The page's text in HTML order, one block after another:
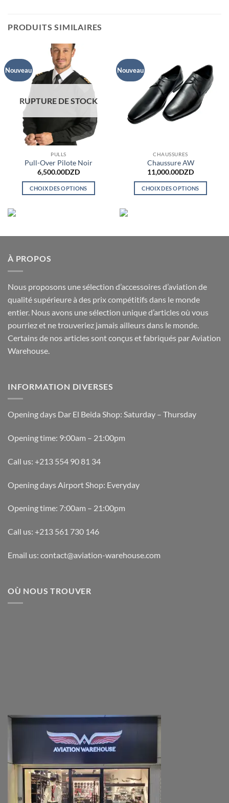
PRODUITS SIMILAIRES
Nouveau
RUPTURE DE STOCK
PULLS
Pull-Over Pilote Noir
6,500.00DZD
CHOIX DES OPTIONS
être
choisies
la
page
du
Nouveau
CHAUSSURES
Chaussure AW
11,000.00DZD
CHOIX DES OPTIONS
être
choisies
la
page
du
À PROPOS
Nous proposons une sélection d’accessoires d’aviation de
qualité supérieure à des prix compétitifs dans le monde
entier. Nous avons une sélection unique d’articles où vous
pourriez et ne trouveriez jamais ailleurs dans le monde.
Certains de nos articles sont conçus et fabriqués par Aviation
Warehouse.
INFORMATION DIVERSES
Opening days Dar El Beida Shop: Saturday – Thursday
Opening time: 9:00am – 21:00pm
Call us: +213 554 90 81 34
Opening days Airport Shop: Everyday
Opening time: 7:00am – 21:00pm
Call us: +213 561 730 146
Email us: contact@aviation-warehouse.com
OÙ NOUS TROUVER